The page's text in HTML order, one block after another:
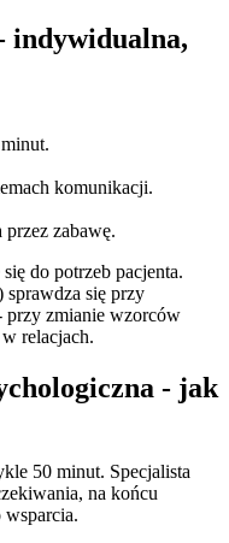
indywidualna,
komunikacji.
przez zabawę.
do potrzeb pacjenta.
się przy
przy zmianie wzorców
relacjach.
- jak
50 minut. Specjalista
na końcu
wsparcia.